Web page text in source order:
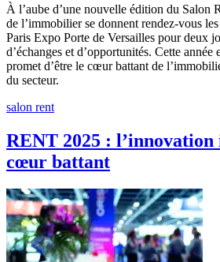
À l’aube d’une nouvelle édition du Salon
de l’immobilier se donnent rendez-vous
Paris Expo Porte de Versailles pour deux
d’échanges et d’opportunités. Cette année
promet d’être le cœur battant de
du secteur.
salon rent
RENT 2025 :
cœur battant